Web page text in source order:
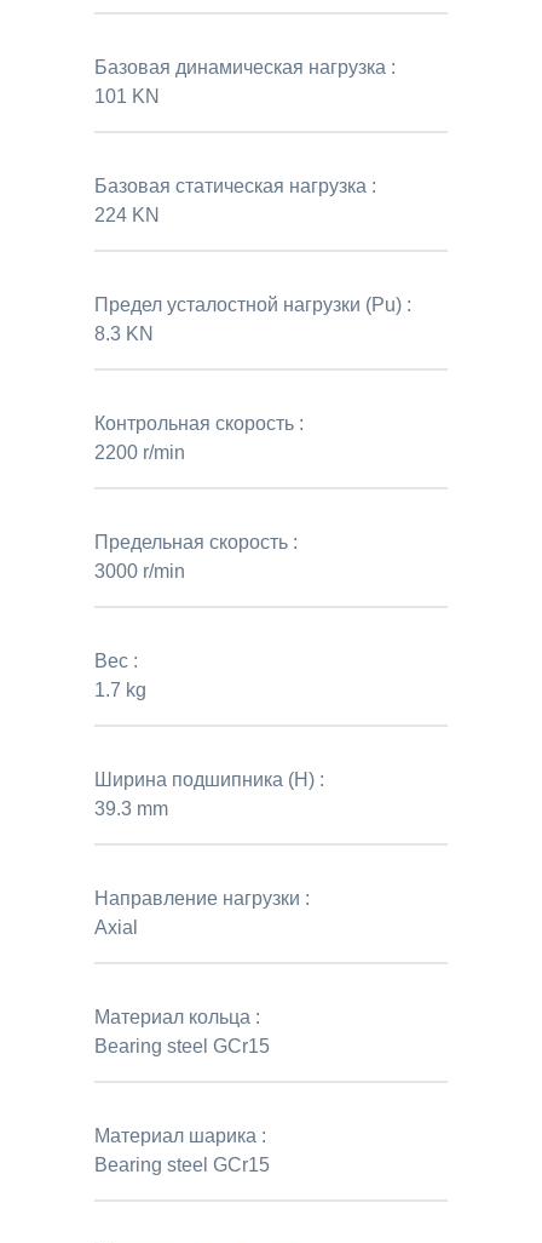
Базовая динамическая нагрузка :
101 KN
Базовая статическая нагрузка :
224 KN
Предел усталостной нагрузки (Pu) :
8.3 KN
Контрольная скорость :
2200 r/min
Предельная скорость :
3000 r/min
Вес :
1.7 kg
Ширина подшипника (H) :
39.3 mm
Направление нагрузки :
Axial
Материал кольца :
Bearing steel GCr15
Материал шарика :
Bearing steel GCr15